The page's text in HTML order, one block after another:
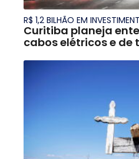
R$ 1,2 BILHÃO EM
Curitiba planeja
cabos elétricos e